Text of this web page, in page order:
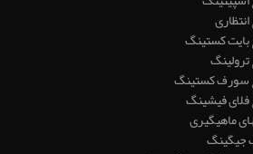
کستینگ
سورف کستینگ
فیشینگ
ماهیگیری
جیگینگ